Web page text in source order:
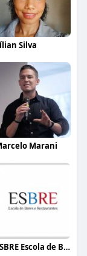
Silva
Marani
ESBRE Escola de Bares e Restaurantes